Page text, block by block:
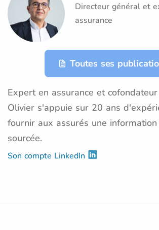
Directeur général et
assurance
Toutes ses
Expert en assurance et
Olivier s'appuie sur 20 ans
fournir aux assurés une
sourcée.
Son compte LinkedIn